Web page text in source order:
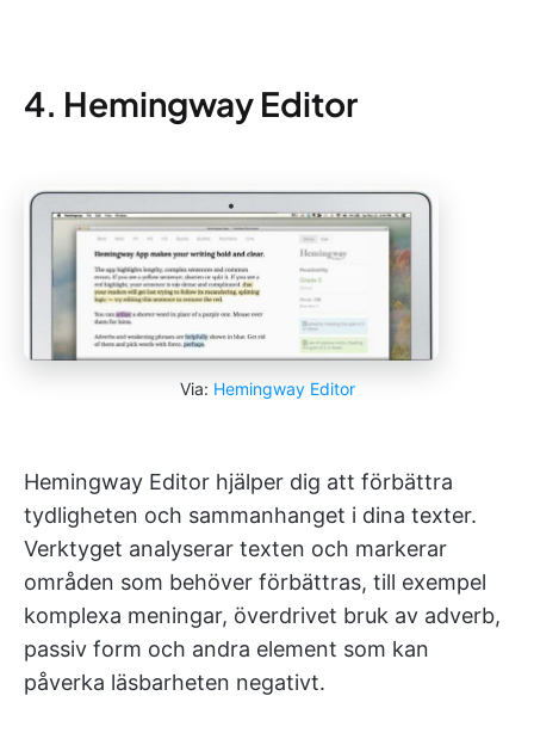
4. Hemingway Editor
Via: Hemingway Editor
Hemingway Editor hjälper dig att förbättra
tydligheten och sammanhanget i dina texter.
Verktyget analyserar texten och markerar
områden som behöver förbättras, till exempel
komplexa meningar, överdrivet bruk av adverb,
passiv form och andra element som kan
påverka läsbarheten negativt.